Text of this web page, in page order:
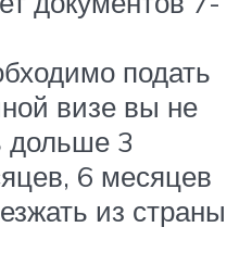
подать
визе вы не
дольше 3
6 месяцев
из страны